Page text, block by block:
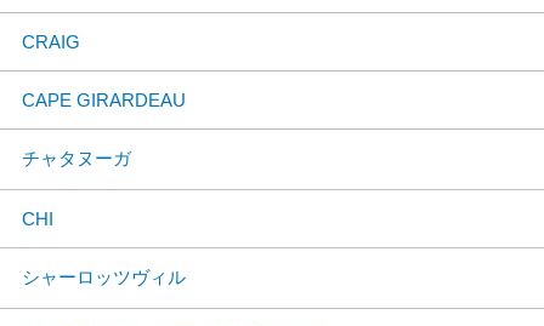
CRAIG
CAPE GIRARDEAU
チャタヌーガ
CHI
シャーロッツヴィル